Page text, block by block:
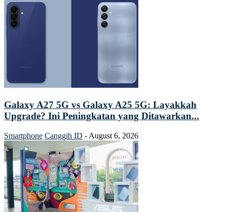
Galaxy A27 5G vs Galaxy A25 5G: Layakkah
Upgrade? Ini Peningkatan yang Ditawarkan...
Smartphone Canggih ID - August 6, 2026